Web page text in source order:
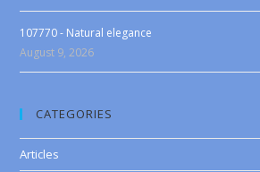
107770 - Natural elegance
August 9, 2026
CATEGORIES
Articles